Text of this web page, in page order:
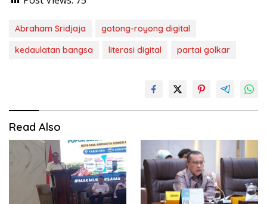
Abraham Sridjaja
gotong-royong digital
kedaulatan bangsa
literasi digital partai golkar
Read Also